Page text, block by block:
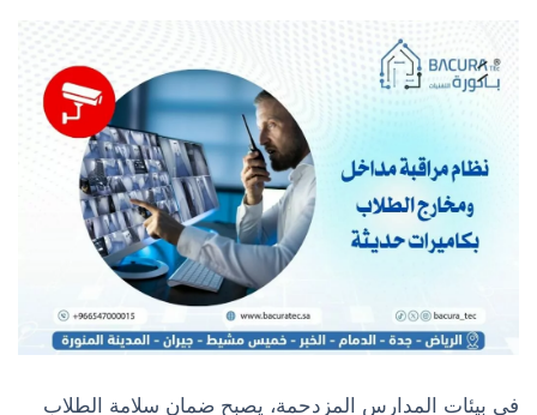
في بيئات المدارس المزدحمة، يصبح ضمان سلامة الطلاب